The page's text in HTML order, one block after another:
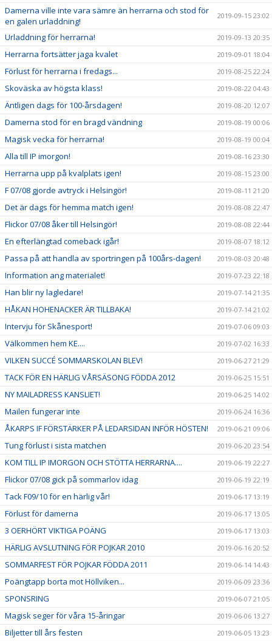
Damerna ville inte vara sämre än herrarna och stod för
en galen urladdning!
2019-09-15 23:02
Urladdning för herrarna! 2019-09-13 20:35
Herrarna fortsätter jaga kvalet 2019-09-01 18:04
Förlust för herrarna i fredags... 2019-08-25 22:24
Skoväska av högsta klass! 2019-08-22 04:43
Äntligen dags för 100-årsdagen! 2019-08-20 12:07
Damerna stod för en bragd vändning 2019-08-19 00:06
Magisk vecka för herrarna! 2019-08-19 00:04
Alla till IP imorgon! 2019-08-16 23:30
Herrarna upp på kvalplats igen! 2019-08-15 23:00
F 07/08 gjorde avtryck i Helsingör! 2019-08-11 21:20
Det är dags för hemma match igen! 2019-08-08 22:47
Flickor 07/08 åker till Helsingör! 2019-08-08 22:44
En efterlängtad comeback igår! 2019-08-07 18:12
Passa på att handla av sportringen på 100års-dagen! 2019-08-03 20:48
Information ang materialet! 2019-07-23 22:18
Han blir ny lagledare! 2019-07-14 21:35
HÅKAN HOHENACKER ÄR TILLBAKA! 2019-07-14 21:02
Intervju för Skånesport! 2019-07-06 09:03
Välkommen hem KE.... 2019-07-02 16:33
VILKEN SUCCÉ SOMMARSKOLAN BLEV! 2019-06-27 21:29
TACK FÖR EN HÄRLIG VÅRSÄSONG FÖDDA 2012 2019-06-25 15:51
NY MAILADRESS KANSLIET! 2019-06-25 14:02
Mailen fungerar inte 2019-06-24 16:36
ÅKARPS IF FÖRSTÄRKER PÅ LEDARSIDAN INFÖR HÖSTEN! 2019-06-21 09:06
Tung förlust i sista matchen 2019-06-20 23:54
KOM TILL IP IMORGON OCH STÖTTA HERRARNA.... 2019-06-19 22:27
Flickor 07/08 gick på sommarlov idag 2019-06-19 22:19
Tack F09/10 för en härlig vår! 2019-06-17 13:19
Förlust för damerna 2019-06-17 13:05
3 OERHÖRT VIKTIGA POÄNG 2019-06-17 13:03
HÄRLIG AVSLUTNING FÖR POJKAR 2010 2019-06-16 20:52
SOMMARFEST FÖR POJKAR FÖDDA 2011 2019-06-14 14:43
Poängtapp borta mot Höllviken... 2019-06-09 23:36
SPONSRING 2019-06-07 21:05
Magisk seger för våra 15-åringar 2019-06-06 13:27
Biljetter till års festen 2019-06-05 13:23